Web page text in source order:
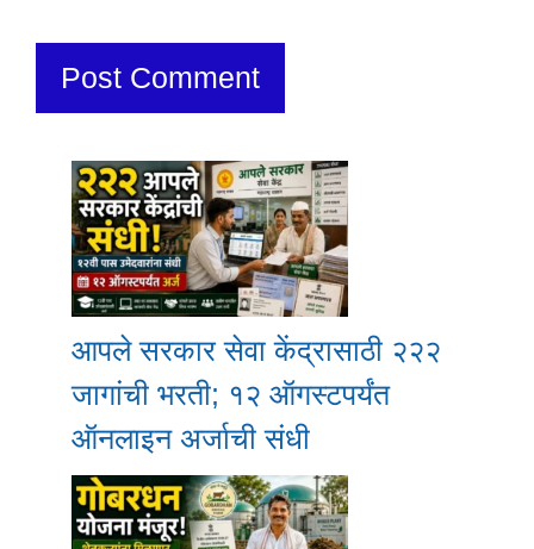
आपले सरकार सेवा केंद्रासाठी २२२
जागांची भरती; १२ ऑगस्टपर्यंत
ऑनलाइन अर्जाची संधी